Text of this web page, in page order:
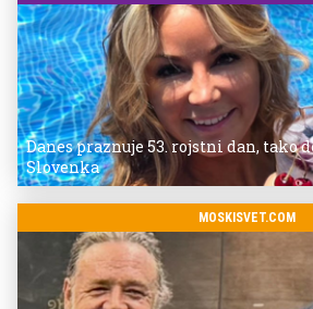
Danes praznuje 53. rojstni dan, tako
Slovenka
MOSKISVET.COM